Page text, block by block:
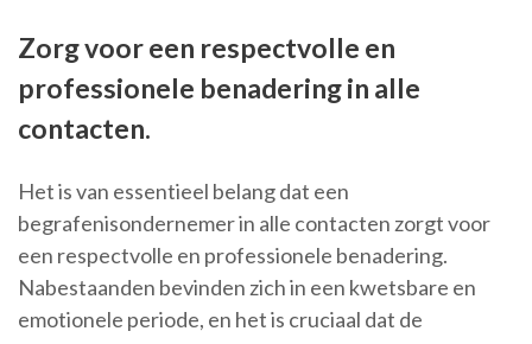
Zorg voor een respectvolle en
professionele benadering in alle
contacten.
Het is van essentieel belang dat een
begrafenisondernemer in alle contacten zorgt voor
een respectvolle en professionele benadering.
Nabestaanden bevinden zich in een kwetsbare en
emotionele periode, en het is cruciaal dat de